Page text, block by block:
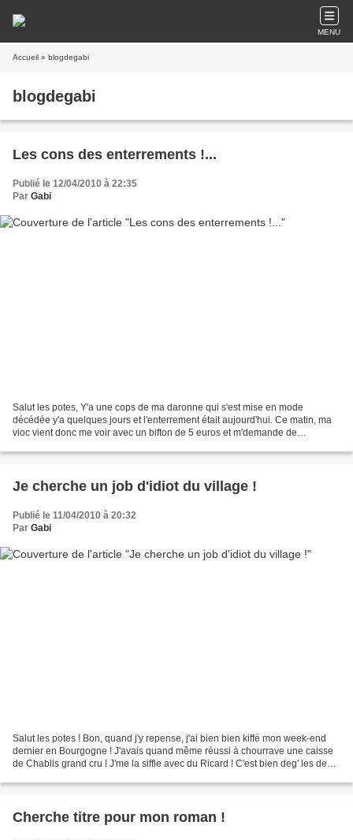
MENU
Accueil » blogdegabi
blogdegabi
Les cons des enterrements !...
Publié le 12/04/2010 à 22:35
Par Gabi
Salut les potes, Y'a une cops de ma daronne qui s'est mise en mode
décédée y'a quelques jours et l'enterrement était aujourd'hui. Ce matin, ma
vioc vient donc me voir avec un bifton de 5 euros et m'demande de
Je cherche un job d'idiot du village !
Publié le 11/04/2010 à 20:32
Par Gabi
Salut les potes ! Bon, quand j'y repense, j'ai bien bien kiffé mon week-end
dernier en Bourgogne ! J'avais quand même réussi à chourrave une caisse
de Chablis grand cru ! J'me la siffle avec du Ricard ! C'est bien deg' les deux
Cherche titre pour mon roman !